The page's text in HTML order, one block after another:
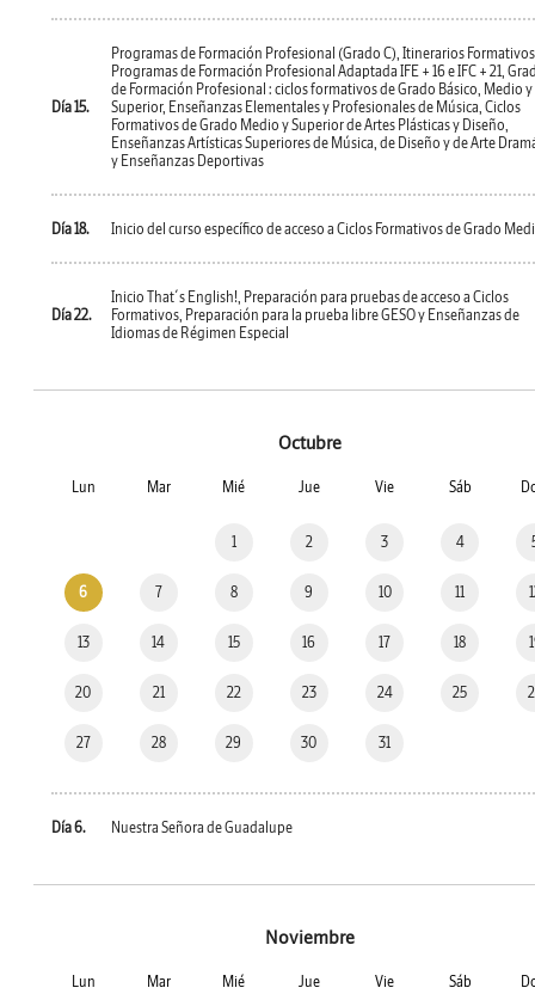
Día 15.
Programas de Formación Profesional (Grado C), Itinerarios
Programas de Formación Profesional Adaptada IFE + 16 e IFC + 21,
de Formación Profesional : ciclos formativos de Grado Básico, Medio y
Superior, Enseñanzas Elementales y Profesionales de Música, Ciclos
Formativos de Grado Medio y Superior de Artes Plásticas y Diseño,
Enseñanzas Artísticas Superiores de Música, de Diseño y de Arte
y Enseñanzas Deportivas
Día 18. Inicio del curso específico de acceso a Ciclos Formativos de Grado
Día 22.
Inicio That´s English!, Preparación para pruebas de acceso a Ciclos
Formativos, Preparación para la prueba libre GESO y Enseñanzas de
Idiomas de Régimen Especial
Octubre
Lun Mar Mié Jue Vie Sáb
1 2 3 4
6 7 8 9 10 11
13 14 15 16 17 18
20 21 22 23 24 25
27 28 29 30 31
Día 6. Nuestra Señora de Guadalupe
Noviembre
Lun Mar Mié Jue Vie Sáb